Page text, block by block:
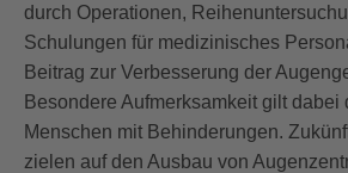
durch Operationen,
Schulungen für medizinisches
Beitrag zur Verbesserung der
Besondere Aufmerksamkeit gilt dabei
Menschen mit Behinderungen.
zielen auf den Ausbau von